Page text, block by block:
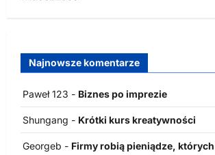
Najnowsze komentarze
Paweł 123 - Biznes po imprezie
Shungang - Krótki kurs kreatywności
Georgeb - Firmy robią pieniądze,